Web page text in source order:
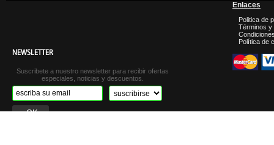
NEWSLETTER
Suscribete a nuestro newsletter para recibir ofertas
especiales, noticias y descuentos.
Enlaces
Politica de
Términos y
Política de